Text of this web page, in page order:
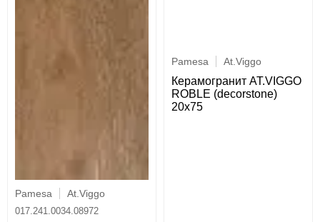
Pamesa At.Viggo
017.241.0034.08972
Pamesa At.Viggo
Керамогранит AT.VIGGO
ROBLE (decorstone)
20x75